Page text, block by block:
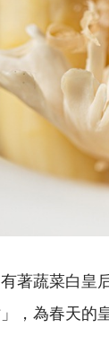
著蔬菜白皇
，為春天的